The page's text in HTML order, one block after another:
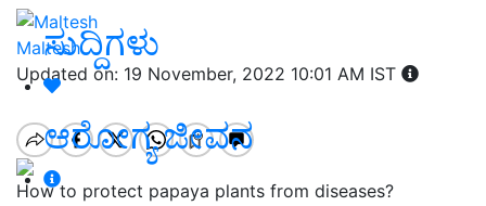
ಸುದ್ದಿಗಳು
ಆರೋಗ್ಯ ಜೀವನ
Maltesh
Updated on: 19 November, 2022 10:01 AM IST
How to protect papaya plants from diseases?